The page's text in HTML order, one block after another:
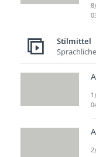
vor.
Stilmittel